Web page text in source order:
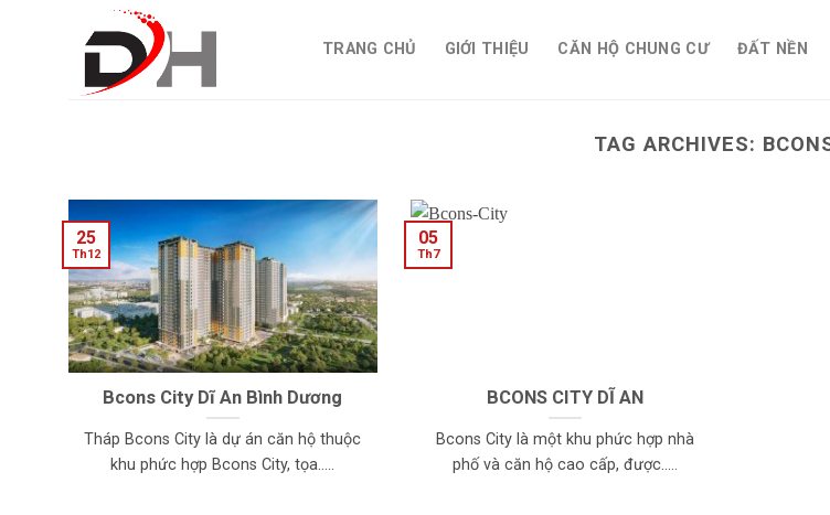
TRANG CHỦ GIỚI THIỆU CĂN HỘ CHUNG CƯ ĐẤT NỀN
TAG ARCHIVES:
Bcons City Dĩ An Bình Dương
Tháp Bcons City là dự án căn hộ thuộc
khu phức hợp Bcons City, tọa.....
25
Th12
BCONS CITY DĨ AN
Bcons City là một khu phức hợp nhà
phố và căn hộ cao cấp, được.....
05
Th7